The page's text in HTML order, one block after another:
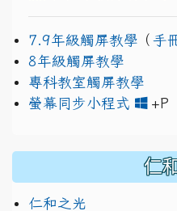
7.9年級觸屏教學 （ 手
8年級觸屏教學
專科教室觸屏教學
螢幕同步小程式
+P
仁
仁和之光